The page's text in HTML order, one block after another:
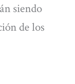
siendo
de los